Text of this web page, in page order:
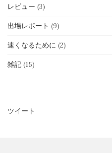
レビュー (3)
出場レポート (9)
速くなるために (2)
雑記 (15)
ツイート